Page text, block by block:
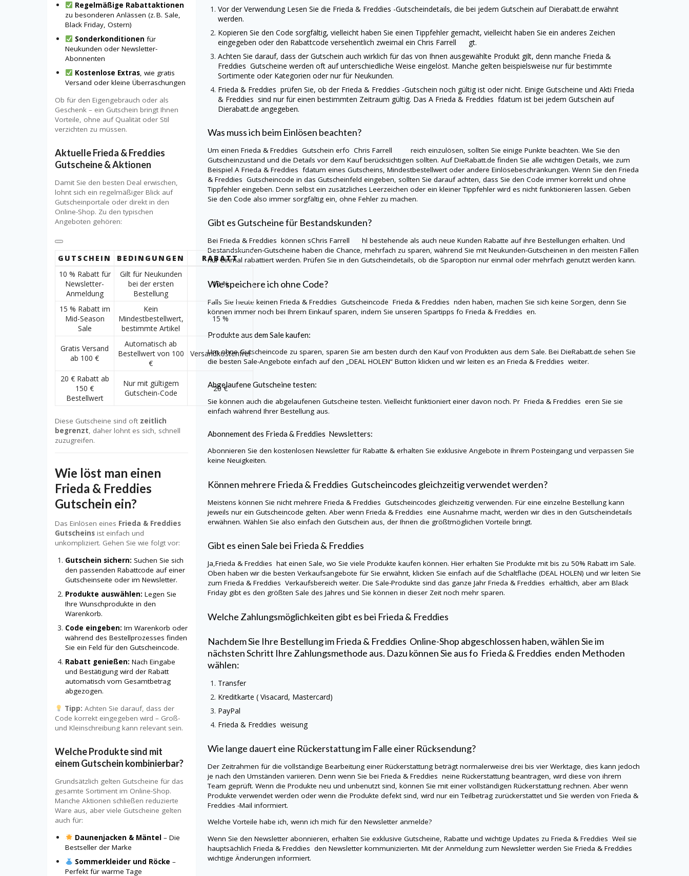
Vor der Verwendung Lesen Sie die Frieda & Freddies -Gutscheindetails, die bei jedem Gutschein aufDierabatt.de erwähnt
werden.
Kopieren Sie den Code sorgfältig, vielleicht haben Sie einen Tippfehler gemacht, vielleicht haben Sie ein anderes Zeichen
eingegeben oder den Rabattcode versehentlich zweimal ein Chris Farrell gt.
Achten Sie darauf, dass der Gutschein auch wirklich für das von Ihnen ausgewählte Produkt gilt, denn manche Frieda &
FreddiesGutscheine werden oft auf unterschiedliche Weise eingelöst. Manche gelten beispielsweise nur für bestimmte
Sortimente oder Kategorien oder nur für Neukunden.
Frieda & Freddiesprüfen Sie, ob der Frieda & Freddies -Gutschein noch gültig ist oder nicht. Einige Gutscheine und Akti Frieda
& Freddiessind nur für einen bestimmten Zeitraum gültig. Das A Frieda & Freddiesfdatum ist bei jedem Gutschein auf
Dierabatt.de angegeben.
Was muss ich beim Einlösen beachten?
Um einenFrieda & FreddiesGutschein erfo Chris Farrell reich einzulösen, sollten Sie einige Punkte beachten. Wie Sie den
Gutscheinzustand und die Details vor dem Kauf berücksichtigen sollten. AufDieRabatt.de finden Sie alle wichtigen Details, wie zum
Beispiel AFrieda & Freddiesfdatum eines Gutscheins, Mindestbestellwert oder andere Einlösebeschränkungen. Wenn Sie denFrieda
& FreddiesGutscheincode in das Gutscheinfeld eingeben, sollten Sie darauf achten, dass Sie den Code immer korrekt und ohne
Tippfehler eingeben. Denn selbst ein zusätzliches Leerzeichen oder ein kleiner Tippfehler wird es nicht funktionieren lassen. Geben
Sie den Code also immer sorgfältig ein, ohne Fehler zu machen.
Gibt es Gutscheine für Bestandskunden?
BeiFrieda & Freddieskönnen sChris Farrell hl bestehende als auch neue Kunden Rabatte auf ihre Bestellungen erhalten. Und
Bestandskunden-Gutscheine haben die Chance, mehrfach zu sparen, während Sie mit Neukunden-Gutscheinen in den meisten Fällen
nur einmal rabattiert werden. Prüfen Sie in den Gutscheindetails, ob die Sparoption nur einmal oder mehrfach genutzt werden kann.
Wie speichere ich ohne Code?
Falls Sie heute keinenFrieda & FreddiesGutscheincodeFrieda & Freddiesnden haben, machen Sie sich keine Sorgen, denn Sie
können immer noch bei Ihrem Einkauf sparen, indem Sie unseren Spartipps foFrieda & Freddiesen.
Produkte aus dem Sale kaufen:
Um ohne Gutscheincode zu sparen, sparen Sie am besten durch den Kauf von Produkten aus dem Sale. Bei DieRabatt.de sehen Sie
die besten Sale-Angebote einfach auf den „DEAL HOLEN“ Button klicken und wir leiten es anFrieda & Freddiesweiter.
Abgelaufene Gutscheine testen:
Sie können auch die abgelaufenen Gutscheine testen. Vielleicht funktioniert einer davon noch. PrFrieda & Freddieseren Sie sie
einfach während Ihrer Bestellung aus.
Abonnement des Frieda & Freddies Newsletters:
Abonnieren Sie den kostenlosen Newsletter für Rabatte & erhalten Sie exklusive Angebote in Ihrem Posteingang und verpassen Sie
keine Neuigkeiten.
Können mehrere Frieda & Freddies Gutscheincodes gleichzeitig verwendet werden?
Meistens können Sie nicht mehrereFrieda & FreddiesGutscheincodes gleichzeitig verwenden. Für eine einzelne Bestellung kann
jeweils nur ein Gutscheincode gelten. Aber wennFrieda & Freddieseine Ausnahme macht, werden wir dies in den Gutscheindetails
erwähnen. Wählen Sie also einfach den Gutschein aus, der Ihnen die größtmöglichen Vorteile bringt.
Gibt es einen Sale bei Frieda & Freddies
Ja,Frieda & Freddieshat einen Sale, wo Sie viele Produkte kaufen können. Hier erhalten Sie Produkte mit bis zu 50% Rabatt im Sale.
Oben haben wir die besten Verkaufsangebote für Sie erwähnt, klicken Sie einfach auf die Schaltfläche (DEAL HOLEN) und wir leiten Sie
zumFrieda & FreddiesVerkaufsbereich weiter. Die Sale-Produkte sind das ganze JahrFrieda & Freddieserhältlich, aber am Black
Friday gibt es den größten Sale des Jahres und Sie können in dieser Zeit noch mehr sparen.
Welche Zahlungsmöglichkeiten gibt es bei Frieda & Freddies
Nachdem Sie Ihre Bestellung im Frieda & Freddies Online-Shop abgeschlossen haben, wählen Sie im
nächsten Schritt Ihre Zahlungsmethode aus. Dazu können Sie aus fo Frieda & Freddies enden Methoden
wählen:
Transfer
Kreditkarte (Visacard, Mastercard)
PayPal
Frieda & Freddiesweisung
Wie lange dauert eine Rückerstattung im Falle einer Rücksendung?
Der Zeitrahmen für die vollständige Bearbeitung einer Rückerstattung beträgt normalerweise drei bis vier Werktage, dies kann jedoch
je nach den Umständen variieren. Denn wenn Sie beiFrieda & FreddiesneineRückerstattung beantragen, wird diese von ihrem
Team geprüft. Wenn die Produkte neu und unbenutzt sind, können Sie mit einer vollständigen Rückerstattung rechnen. Aber wenn
Produkte verwendet werden oder wenn die Produkte defekt sind, wird nur ein Teilbetrag zurückerstattet und Sie werden vonFrieda &
Freddies-Mail informiert.
Welche Vorteile habe ich, wenn ich mich für den Newsletter anmelde?
Wenn Sie den Newsletter abonnieren, erhalten Sie exklusive Gutscheine, Rabatte und wichtige Updates zuFrieda & FreddiesWeil sie
hauptsächlichFrieda & Freddiesden Newsletter kommunizierten. Mit der Anmeldung zum Newsletter werden SieFrieda & Freddies
wichtige Änderungen informiert.
Regelmäßige Rabattaktionen
zu besonderen Anlässen (z. B. Sale,
Black Friday, Ostern)
Sonderkonditionen für
Neukunden oder Newsletter-
Abonnenten
Kostenlose Extras, wie gratis
Versand oder kleine Überraschungen
Ob für den Eigengebrauch oder als
Geschenk – ein Gutschein bringt Ihnen
Vorteile, ohne auf Qualität oder Stil
verzichten zu müssen.
Aktuelle Frieda & Freddies
Gutscheine & Aktionen
Damit Sie den besten Deal erwischen,
lohnt sich ein regelmäßiger Blick auf
Gutscheinportale oder direkt in den
Online-Shop. Zu den typischen
Angeboten gehören:
GUTSCHEIN BEDINGUNGEN
RABATT
10 % Rabatt für
Newsletter-
Anmeldung
Gilt für Neukunden
bei der ersten
Bestellung
10 %
15 % Rabatt im
Mid-Season
Sale
Kein
Mindestbestellwert,
bestimmte Artikel
15 %
Gratis Versand
ab 100 €
Automatisch ab
Bestellwert von 100
€
Versandkostenfrei
20 € Rabatt ab
150 €
Bestellwert
Nur mit gültigem
Gutschein-Code
20 €
Diese Gutscheine sind oft zeitlich
begrenzt, daher lohnt es sich, schnell
zuzugreifen.
Wie löst man einen
Frieda & Freddies
Gutschein ein?
Das Einlösen eines Frieda & Freddies
Gutscheins ist einfach und
unkompliziert. Gehen Sie wie folgt vor:
Gutschein sichern: Suchen Sie sich
den passenden Rabattcode auf einer
Gutscheinseite oder im Newsletter.
Produkte auswählen: Legen Sie
Ihre Wunschprodukte in den
Warenkorb.
Code eingeben: Im Warenkorb oder
während des Bestellprozesses finden
Sie ein Feld für den Gutscheincode.
Rabatt genießen: Nach Eingabe
und Bestätigung wird der Rabatt
automatisch vom Gesamtbetrag
abgezogen.
Tipp: Achten Sie darauf, dass der
Code korrekt eingegeben wird – Groß-
und Kleinschreibung kann relevant sein.
Welche Produkte sind mit
einem Gutschein kombinierbar?
Grundsätzlich gelten Gutscheine für das
gesamte Sortiment im Online-Shop.
Manche Aktionen schließen reduzierte
Ware aus, aber viele Gutscheine gelten
auch für:
Daunenjacken & Mäntel – Die
Bestseller der Marke
Sommerkleider und Röcke –
Perfekt für warme Tage